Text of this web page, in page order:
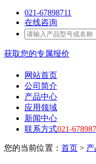
021-67898711
在线咨询
获取您的专属报价
网站首页
公司简介
产品中心
应用领域
新闻中心
联系方式021-
您的当前位置： 首页 >